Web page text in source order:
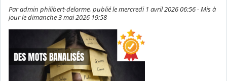
Par admin philibert-delorme, publié le mercredi 1 avril 2026 06:56 - Mis à
jour le dimanche 3 mai 2026 19:58